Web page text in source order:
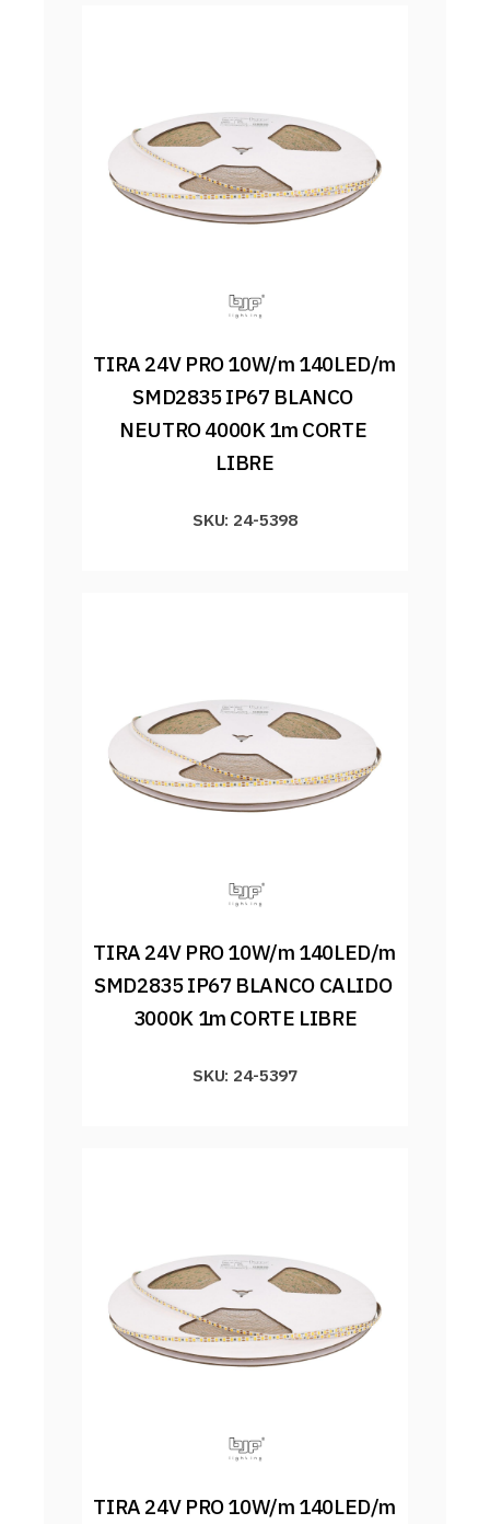
TIRA 24V PRO 10W/m 140LED/m
SMD2835 IP67 BLANCO
NEUTRO 4000K 1m CORTE
LIBRE
SKU: 24-5398
TIRA 24V PRO 10W/m 140LED/m
SMD2835 IP67 BLANCO CALIDO
3000K 1m CORTE LIBRE
SKU: 24-5397
TIRA 24V PRO 10W/m 140LED/m